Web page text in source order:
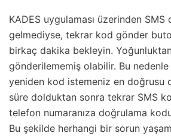
KADES uygulaması üzerinden
gelmediyse, tekrar kod gönder
birkaç dakika bekleyin.
gönderilememiş olabilir. Bu
yeniden kod istemeniz en doğrusu
süre dolduktan sonra tekrar SMS
telefon numaranıza doğrulama
Bu şekilde herhangi bir sorun